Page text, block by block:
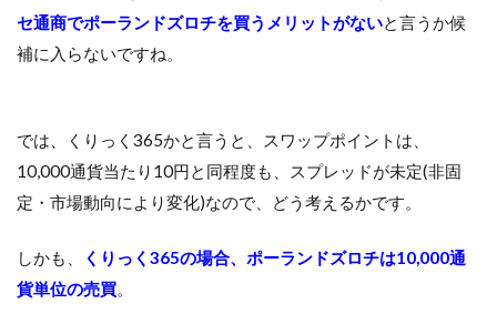
セ通商でポーランドズロチを買うメリットがないと言うか候
補に入らないですね。
では、くりっく365かと言うと、スワップポイントは、
10,000通貨当たり10円と同程度も、スプレッドが未定(非固
定・市場動向により変化)なので、どう考えるかです。
しかも、
くりっく365の場合、ポーランドズロチは10,000通
貨単位の売買。